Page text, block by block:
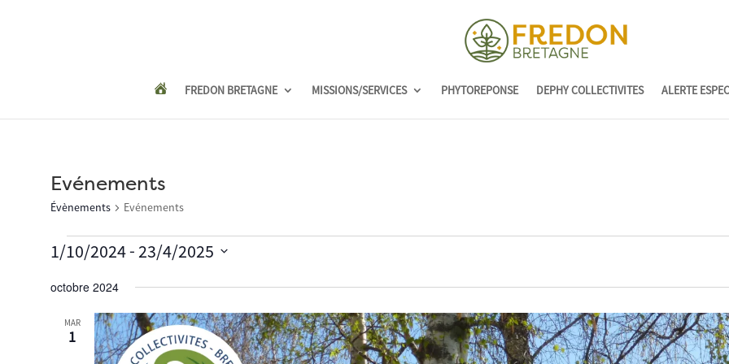
FREDON BRETAGNE MISSIONS/SERVICES PHYTOREPONSE DEPHY COLLECTIVITES ALERTE
Evénements
Évènements Evénements
Évènements
1/10/2024 - 23/4/2025
une
octobre 2024
MAR
1